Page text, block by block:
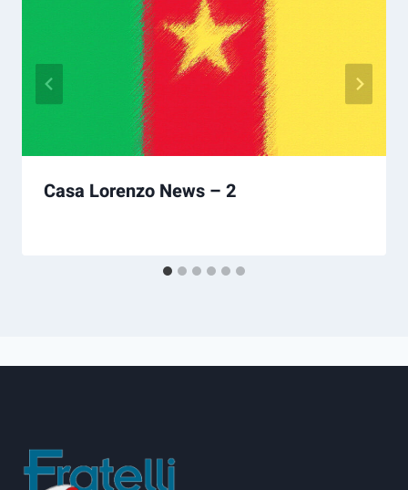
Casa Lorenzo News – 2